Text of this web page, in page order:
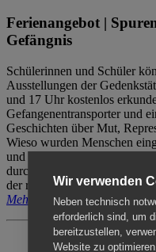
Ferienangebot |
Gefängnis
Schülerinnen und Schüler
Ausstellungen der
und 17 Uhr kostenlos
Gefangenentransporter und
Geschichten über Mut,
Wieso wurden Menschen
und nach der Haft? Der
durch das
der reguläre Eintritt (8€ /
Mehr erfahren
Wir verwenden
Neben technisch
erforderlich sind, um
bereitzustellen,
Website zu